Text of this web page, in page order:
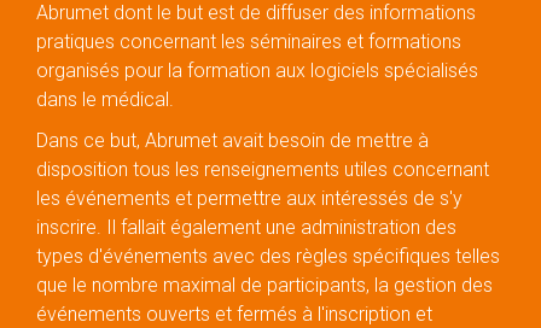
Abrumet dont le but est de diffuser des informations
pratiques concernant les séminaires et formations
organisés pour la formation aux logiciels spécialisés
dans le médical.
Dans ce but, Abrumet avait besoin de mettre à
disposition tous les renseignements utiles concernant
les événements et permettre aux intéressés de s'y
inscrire. Il fallait également une administration des
types d'événements avec des règles spécifiques telles
que le nombre maximal de participants, la gestion des
événements ouverts et fermés à l'inscription et